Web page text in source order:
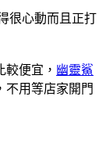
很心動而且正打
便宜， 幽靈鯊
不用等店家開門